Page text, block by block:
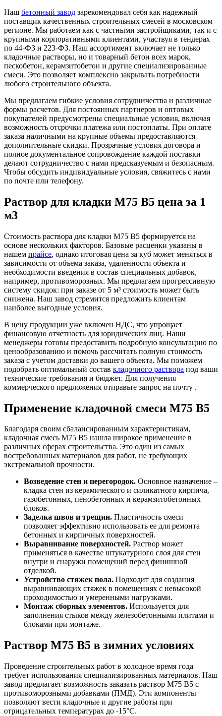
Наш бетонный завод зарекомендовал себя как надежный
поставщик качественных строительных смесей в московском
регионе. Мы работаем как с частными застройщиками, так и с
крупными корпоративными клиентами, участвуя в тендерах
по 44-ФЗ и 223-ФЗ. Наш ассортимент включает не только
кладочные растворы, но и товарный бетон всех марок,
пескобетон, керамзитобетон и другие специализированные
смеси. Это позволяет комплексно закрывать потребности
любого строительного объекта.
Мы предлагаем гибкие условия сотрудничества и различные
формы расчетов. Для постоянных партнеров и оптовых
покупателей предусмотрены специальные условия, включая
возможность отсрочки платежа или постоплаты. При оплате
заказа наличными на крупные объемы предоставляются
дополнительные скидки. Прозрачные условия договора и
полное документальное сопровождение каждой поставки
делают сотрудничество с нами предсказуемым и безопасным.
Чтобы обсудить индивидуальные условия, свяжитесь с нами
по почте или телефону.
Раствор для кладки М75 B5 цена за 1
м3
Стоимость раствора для кладки М75 B5 формируется на
основе нескольких факторов. Базовые расценки указаны в
нашем прайсе, однако итоговая цена за куб может меняться в
зависимости от объема заказа, удаленности объекта и
необходимости введения в состав специальных добавок,
например, противоморозных. Мы предлагаем прогрессивную
систему скидок: при заказе от 5 м³ стоимость может быть
снижена. Наш завод стремится предложить клиентам
наиболее выгодные условия.
В цену продукции уже включен НДС, что упрощает
финансовую отчетность для юридических лиц. Наши
менеджеры готовы предоставить подробную консультацию по
ценообразованию и помочь рассчитать полную стоимость
заказа с учетом доставки до вашего объекта. Мы поможем
подобрать оптимальный состав кладочного раствора под ваши
технические требования и бюджет. Для получения
коммерческого предложения отправьте запрос на почту .
Применение кладочной смеси М75 B5
Благодаря своим сбалансированным характеристикам,
кладочная смесь М75 B5 нашла широкое применение в
различных сферах строительства. Это один из самых
востребованных материалов для работ, не требующих
экстремальной прочности.
Возведение стен и перегородок. Основное назначение –
кладка стен из керамического и силикатного кирпича,
газобетонных, пенобетонных и керамзитобетонных
блоков.
Заделка швов и трещин. Пластичность смеси
позволяет эффективно использовать ее для ремонта
бетонных и кирпичных поверхностей.
Выравнивание поверхностей. Раствор может
применяться в качестве штукатурного слоя для стен
внутри и снаружи помещений перед финишной
отделкой.
Устройство стяжек пола. Подходит для создания
выравнивающих стяжек в помещениях с невысокой
проходимостью и умеренными нагрузками.
Монтаж сборных элементов. Используется для
заполнения стыков между железобетонными плитами и
блоками при монтаже.
Раствор М75 B5 в зимних условиях
Проведение строительных работ в холодное время года
требует использования специализированных материалов. Наш
завод предлагает возможность заказать раствор М75 B5 с
противоморозными добавками (ПМД). Эти компоненты
позволяют вести кладочные и другие работы при
отрицательных температурах до -15°C.